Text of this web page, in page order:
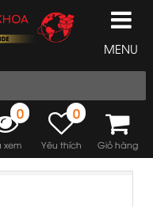
MENU
0
xem
0
Yêu thích Giỏ hàng